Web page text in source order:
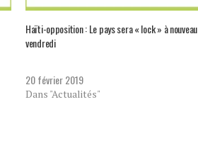
Haïti-opposition : Le pays sera « lock » à nouveau
vendredi
20 février 2019
Dans "Actualités"